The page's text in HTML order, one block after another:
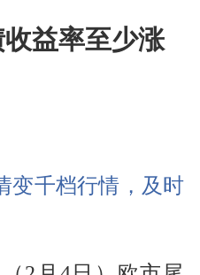
益率至少涨
变千档行情，及时